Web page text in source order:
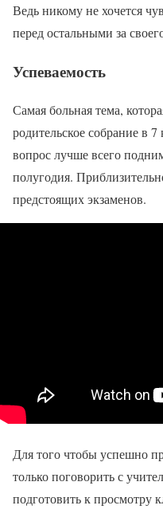
Ведь никому не хочется
перед остальными за
Успеваемость
Самая больная тема,
родительское собрание в
вопрос лучше всего
полугодия.
предстоящих экзаменов.
Для того чтобы успешно
только поговорить с
подготовить к просмотру